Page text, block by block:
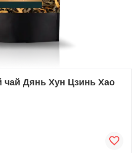
чай Дянь Хун Цзинь Хао